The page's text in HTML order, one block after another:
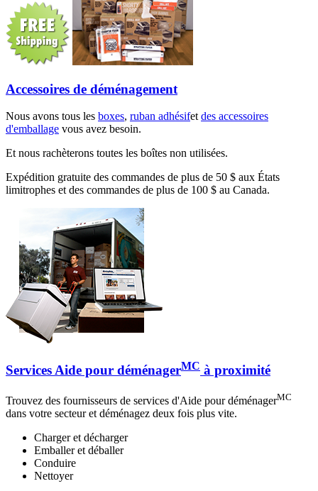
Accessoires de déménagement
Nous avons tous les boxes, ruban adhésifetdes accessoires
d'emballage vous avez besoin.
Et nous rachèterons toutes les boîtes non utilisées.
Expédition gratuite des commandes de plus de 50 $ aux États
limitrophes et des commandes de plus de 100 $ au Canada.
Services Aide pour déménagerMC à proximité
Trouvez des fournisseurs de services d'Aide pour déménagerMC
dans votre secteur et déménagez deux fois plus vite.
Charger et décharger
Emballer et déballer
Conduire
Nettoyer